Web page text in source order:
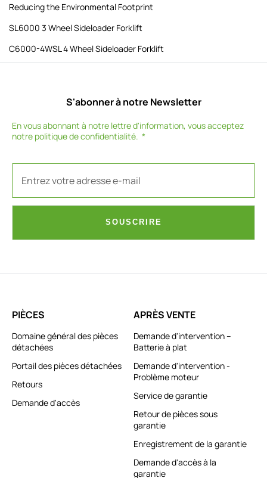
Reducing the Environmental Footprint
SL6000 3 Wheel Sideloader Forklift
C6000-4WSL 4 Wheel Sideloader Forklift
S'abonner à notre Newsletter
En vous abonnant à notre lettre d'information, vous acceptez
notre politique de confidentialité.
SOUSCRIRE
PIÈCES
Domaine général des pièces
détachées
Portail des pièces détachées
Retours
Demande d'accès
APRÈS VENTE
Demande d'intervention –
Batterie à plat
Demande d'intervention -
Problème moteur
Service de garantie
Retour de pièces sous
garantie
Enregistrement de la garantie
Demande d'accès à la
garantie